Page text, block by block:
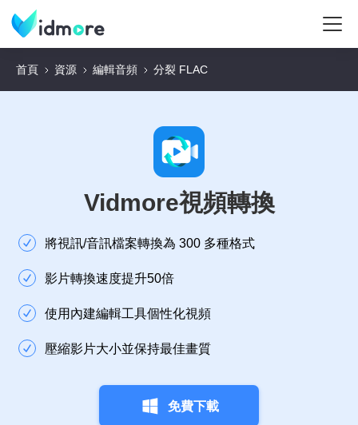
首頁 資源 編輯音頻 分裂 FLAC
Vidmore視頻轉換
將視訊/音訊檔案轉換為 300 多種格式
影片轉換速度提升50倍
使用內建編輯工具個性化視頻
壓縮影片大小並保持最佳畫質
免費下載